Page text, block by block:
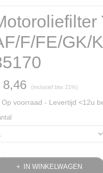
F/FE/GK/
8,46 (inclusief btw 21%)
Op voorraad - Levertijd <12u
IN WINKELWAGEN